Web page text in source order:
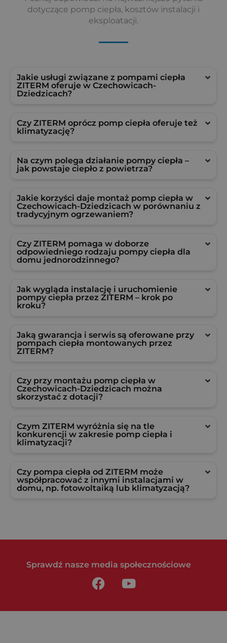
dotyczące pomp ciepła, kosztów instalacji i
eksploatacji.
Jakie usługi związane z pompami ciepła
ZITERM oferuje w Czechowicach-
Dziedzicach?
Czy ZITERM oprócz pomp ciepła oferuje też
klimatyzację?
Na czym polega działanie pompy ciepła –
jak powstaje ciepło z powietrza?
Jakie korzyści daje montaż pomp ciepła w
Czechowicach-Dziedzicach w porównaniu z
tradycyjnym ogrzewaniem?
Czy ZITERM pomaga w doborze
odpowiedniego rodzaju pompy ciepła dla
domu jednorodzinnego?
Jak wygląda instalację i uruchomienie
pompy ciepła przez ZITERM – krok po
kroku?
Jaką gwarancja i serwis są oferowane przy
pompach ciepła montowanych przez
ZITERM?
Czy przy montażu pomp ciepła w
Czechowicach-Dziedzicach można
skorzystać z dotacji?
Czym ZITERM wyróżnia się na tle
konkurencji w zakresie pomp ciepła i
klimatyzacji?
Czy pompa ciepła od ZITERM może
współpracować z innymi instalacjami w
domu, np. fotowoltaiką lub klimatyzacją?
Sprawdź nasze media społecznościowe
F
a
e
Y
o
t